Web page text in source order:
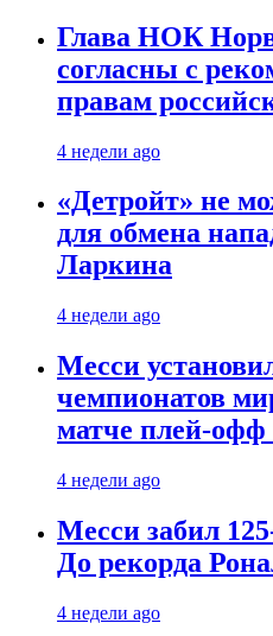
Глава НОК
согласны с
правам
4 недели ago
«Детройт» не
для обмена
Ларкина
4 недели ago
Месси
чемпионатов
матче плей‑офф
4 недели ago
Месси забил
До рекорда
4 недели ago